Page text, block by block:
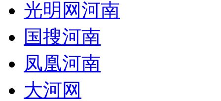
光明网河南
国搜河南
凤凰河南
大河网